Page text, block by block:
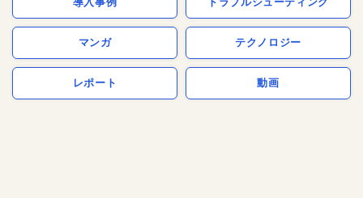
マンガ テクノロジー
レポート 動画